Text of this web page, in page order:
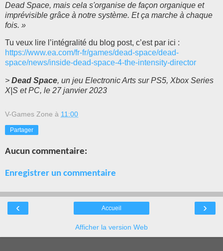
Dead Space, mais cela s'organise de façon organique et
imprévisible grâce à notre système. Et ça marche à chaque
fois. »
Tu veux lire l’intégralité du blog post, c’est par ici :
https://www.ea.com/fr-fr/games/dead-space/dead-
space/news/inside-dead-space-4-the-intensity-director
> Dead Space, un jeu Electronic Arts sur PS5, Xbox Series
X|S et PC, le 27 janvier 2023
V-Games Zone à 11:00
Partager
Aucun commentaire:
Enregistrer un commentaire
‹ ›
Accueil
Afficher la version Web